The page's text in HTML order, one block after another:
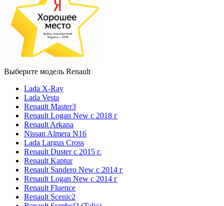
Выберите модель Renault
Lada X-Ray
Lada Vesta
Renault Master3
Renault Logan New с 2018 г
Renault Arkana
Nissan Almera N16
Lada Largus Cross
Renault Duster с 2015 г.
Renault Kaptur
Renault Sandero New с 2014 г
Renault Logan New с 2014 г
Renault Fluence
Renault Scenic2